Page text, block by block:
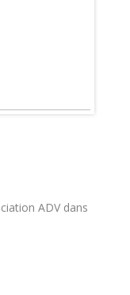
ADV dans